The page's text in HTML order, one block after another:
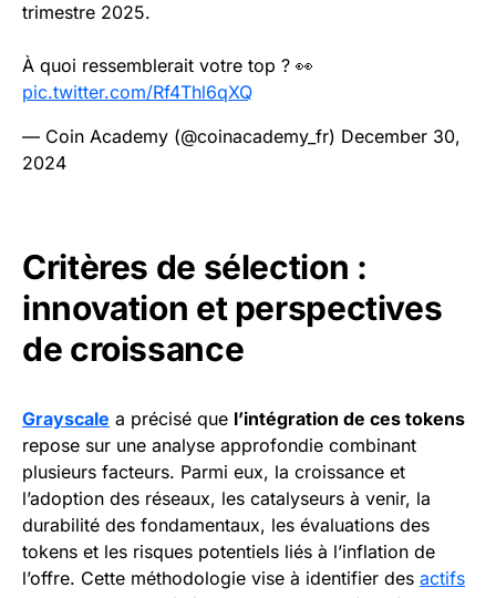
trimestre 2025.
À quoi ressemblerait votre top ? 👀
pic.twitter.com/Rf4Thl6qXQ
— Coin Academy (@coinacademy_fr) December 30,
2024
Critères de sélection :
innovation et perspectives
de croissance
Grayscale a précisé que l’intégration de ces tokens
repose sur une analyse approfondie combinant
plusieurs facteurs. Parmi eux, la croissance et
l’adoption des réseaux, les catalyseurs à venir, la
durabilité des fondamentaux, les évaluations des
tokens et les risques potentiels liés à l’inflation de
l’offre. Cette méthodologie vise à identifier des actifs